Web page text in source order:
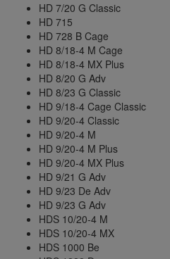
HD 7/20 G Classic
HD 715
HD 728 B Cage
HD 8/18-4 M Cage
HD 8/18-4 MX Plus
HD 8/20 G Adv
HD 8/23 G Classic
HD 9/18-4 Cage Classic
HD 9/20-4 Classic
HD 9/20-4 M
HD 9/20-4 M Plus
HD 9/20-4 MX Plus
HD 9/21 G Adv
HD 9/23 De Adv
HD 9/23 G Adv
HDS 10/20-4 M
HDS 10/20-4 MX
HDS 1000 Be